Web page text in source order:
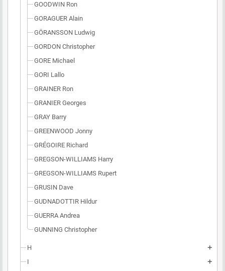
GOODWIN Ron
GORAGUER Alain
GÖRANSSON Ludwig
GORDON Christopher
GORE Michael
GORI Lallo
GRAINER Ron
GRANIER Georges
GRAY Barry
GREENWOOD Jonny
GRÉGOIRE Richard
GREGSON-WILLIAMS Harry
GREGSON-WILLIAMS Rupert
GRUSIN Dave
GUDNADOTTIR Hildur
GUERRA Andrea
GUNNING Christopher
H add
I add